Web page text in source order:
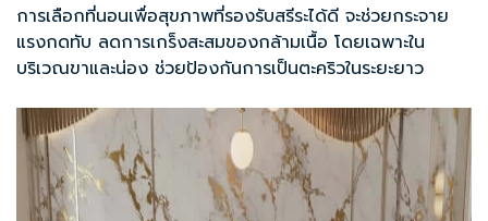
การเลือกที่นอนเพื่อสุขภาพที่รองรับสรีระได้ดี จะช่วยกระจาย
แรงกดทับ ลดการเกร็งสะสมของกล้ามเนื้อ โดยเฉพาะใน
บริเวณขาและน่อง ช่วยป้องกันการเป็นตะคริวในระยะยาว